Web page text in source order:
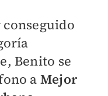
Benito se
a Mejor